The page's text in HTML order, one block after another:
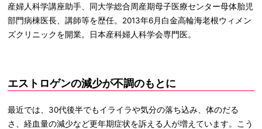
産婦人科学講座助手、同大学総合周産期母子医療センター母体胎児
部門病棟医長、講師等を歴任。2013年6月白金高輪海老根ウィメン
ズクリニックを開業。日本産科婦人科学会専門医。
エストロゲンの減少が不調のもとに
最近では、30代後半でもイライラや気分の落ち込み、体のだる
さ、経血量の減少など更年期症状を訴える人が増えています。こう